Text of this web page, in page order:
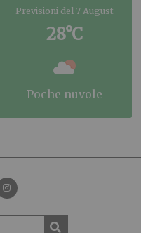
Previsioni del 7 August
28°C
poche nuvole